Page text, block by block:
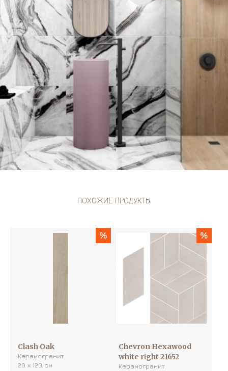
ПОХОЖИЕ ПРОДУКТЫ
%
Clash Oak
Керамогранит
20 х 120 см
%
Chevron Hexawood
white right 21652
Керамогранит